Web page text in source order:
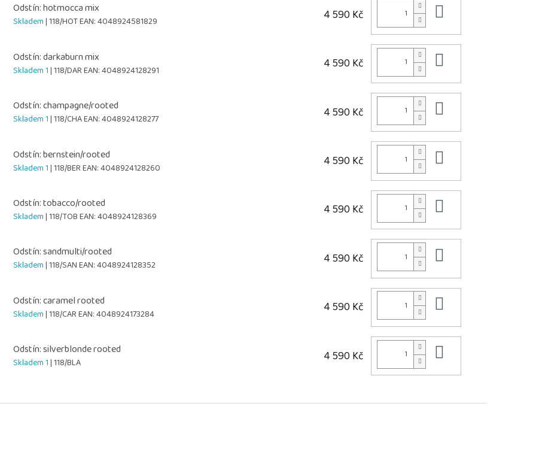
Odstín: hotmocca mix
Skladem| 118/HOTEAN:4048924581829 4 590 Kč
Odstín: darkaburn mix
Skladem 1| 118/DAREAN:4048924128291 4 590 Kč
Odstín: champagne/rooted
Skladem 1| 118/CHAEAN:4048924128277 4 590 Kč
Odstín: bernstein/rooted
Skladem 1| 118/BEREAN:4048924128260 4 590 Kč
Odstín: tobacco/rooted
Skladem| 118/TOBEAN:4048924128369 4 590 Kč
Odstín: sandmulti/rooted
Skladem| 118/SANEAN:4048924128352 4 590 Kč
Odstín: caramel rooted
Skladem| 118/CAREAN:4048924173284 4 590 Kč
Odstín: silverblonde rooted
Skladem 1| 118/BLA 4 590 Kč